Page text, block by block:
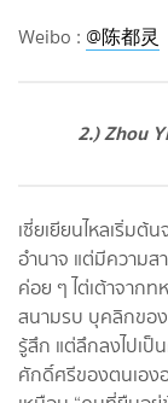
Weibo : @陈都灵
2.) Zhou
เซี่ยเยียนไหลเริ่มต้
อำนาจ แต่มีความส
ค่อย ๆ ไต่เต้าจาก
สนามรบ บุคลิกของ
รู้สึก แต่ลึกลงไปเ
ศักดิ์ศรีของตนเอง